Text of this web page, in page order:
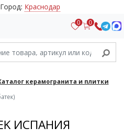
Город: Краснодар
0 0
керамогранита и плитки
ИСПАНИЯ